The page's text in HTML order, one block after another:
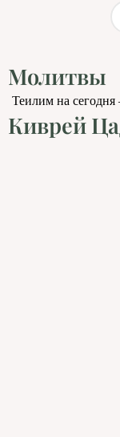
Молитвы
Киврей